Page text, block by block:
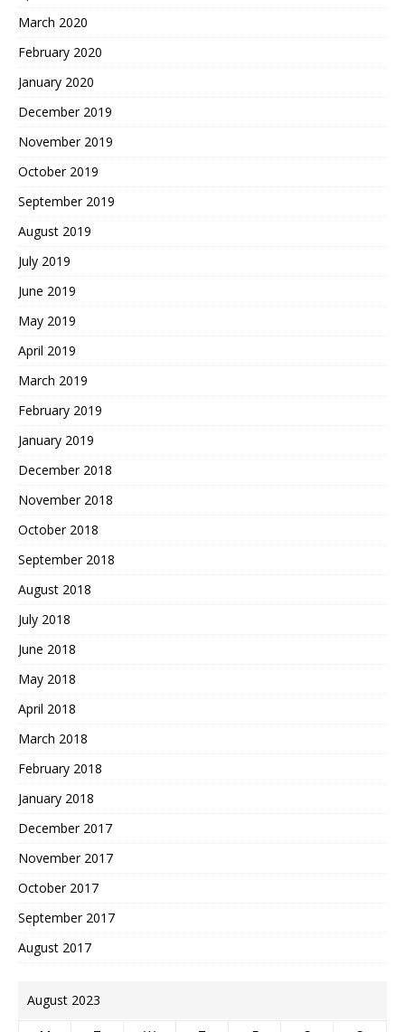
March 2020
February 2020
January 2020
December 2019
November 2019
October 2019
September 2019
August 2019
July 2019
June 2019
May 2019
April 2019
March 2019
February 2019
January 2019
December 2018
November 2018
October 2018
September 2018
August 2018
July 2018
June 2018
May 2018
April 2018
March 2018
February 2018
January 2018
December 2017
November 2017
October 2017
September 2017
August 2017
August 2023